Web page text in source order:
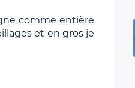
comme entière
et en gros je